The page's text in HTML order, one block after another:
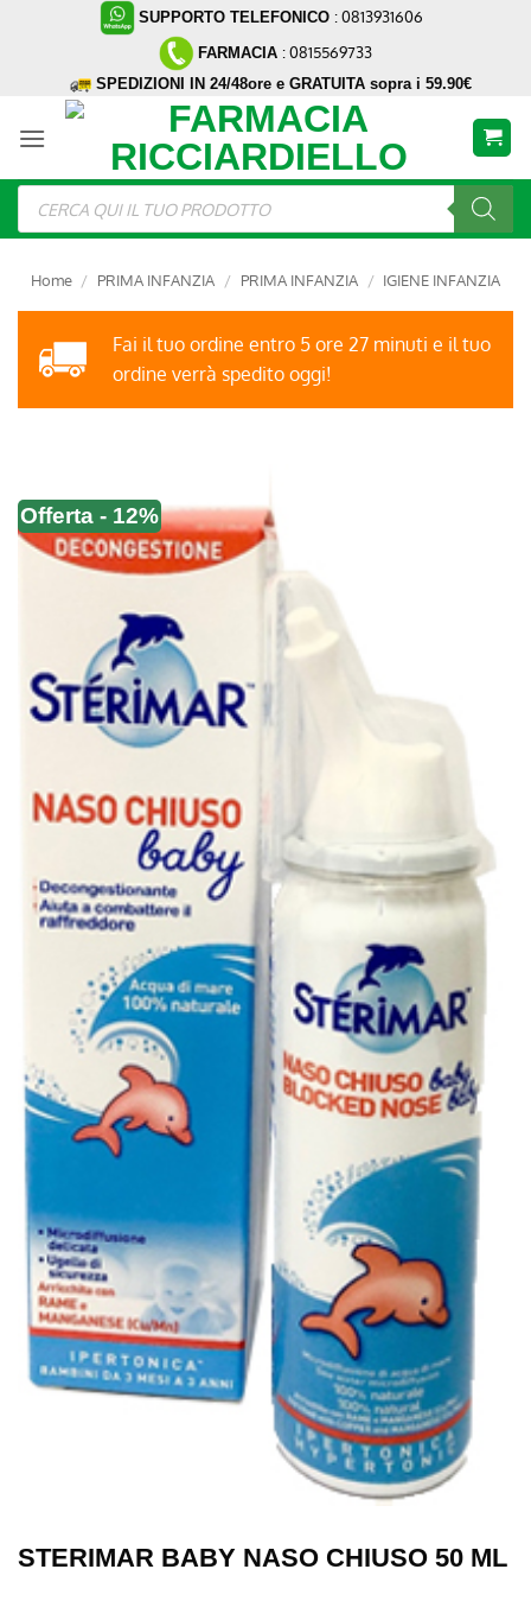
contenuti
SUPPORTO TELEFONICO : 0813931606
FARMACIA : 0815569733
SPEDIZIONI IN 24/48ore e GRATUITA sopra i 59.90€
Ricerca
prodotti
Home / PRIMA INFANZIA / PRIMA INFANZIA / IGIENE INFANZIA
Fai il tuo ordine entro 5 ore 27 minuti e il tuo
ordine verrà spedito oggi!
Offerta - 12%
STERIMAR BABY NASO CHIUSO 50 ML